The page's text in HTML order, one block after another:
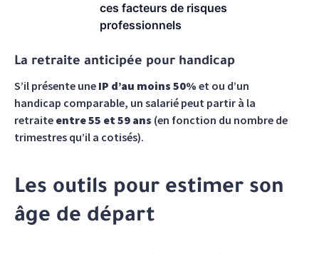
ces facteurs de risques
professionnels
La retraite anticipée pour handicap
S’il présente une IP d’au moins 50% et ou d’un
handicap comparable, un salarié peut partir à la
retraite entre 55 et 59 ans (en fonction du nombre de
trimestres qu’il a cotisés).
Les outils pour estimer son
âge de départ